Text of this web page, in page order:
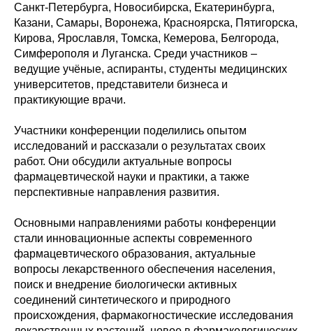
Санкт-Петербурга, Новосибирска, Екатеринбурга,
Казани, Самары, Воронежа, Красноярска, Пятигорска,
Кирова, Ярославля, Томска, Кемерова, Белгорода,
Симферополя и Луганска. Среди участников –
ведущие учёные, аспиранты, студенты медицинских
университетов, представители бизнеса и
практикующие врачи.
Участники конференции поделились опытом
исследований и рассказали о результатах своих
работ. Они обсудили актуальные вопросы
фармацевтической науки и практики, а также
перспективные направления развития.
Основными направлениями работы конференции
стали инновационные аспекты современного
фармацевтического образования, актуальные
вопросы лекарственного обеспечения населения,
поиск и внедрение биологически активных
соединений синтетического и природного
происхождения, фармакогностические исследования